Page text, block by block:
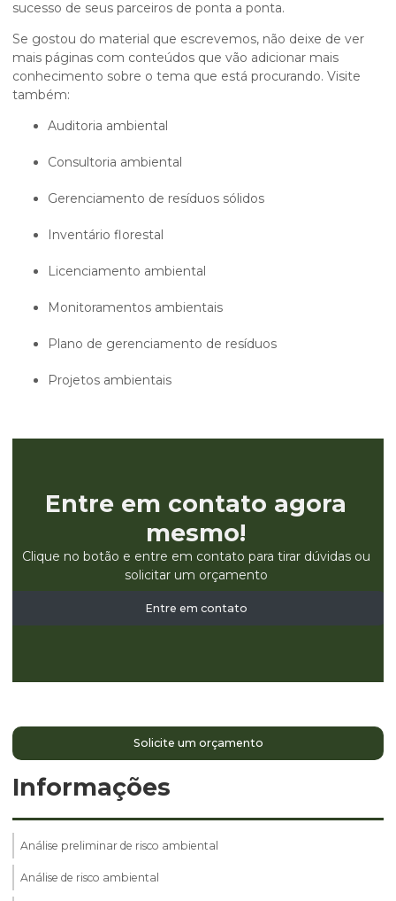
sucesso de seus parceiros de ponta a ponta.
Se gostou do material que escrevemos, não deixe de ver
mais páginas com conteúdos que vão adicionar mais
conhecimento sobre o tema que está procurando. Visite
também:
auditoria ambiental
consultoria ambiental
gerenciamento de resíduos sólidos
inventário florestal
licenciamento ambiental
monitoramentos ambientais
plano de gerenciamento de resíduos
projetos ambientais
Entre em contato agora
mesmo!
Clique no botão e entre em contato para tirar dúvidas ou
solicitar um orçamento
Entre em contato
Solicite um orçamento
Informações
Análise preliminar de risco ambiental
Análise de risco ambiental